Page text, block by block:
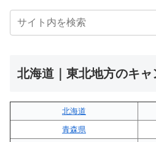
北海道｜東北地方のキャ
北海道
青森県